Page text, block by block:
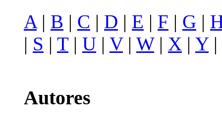
A | B | C | D | E | F | G |
| S | T| U | V| W| X | Y|
Autores